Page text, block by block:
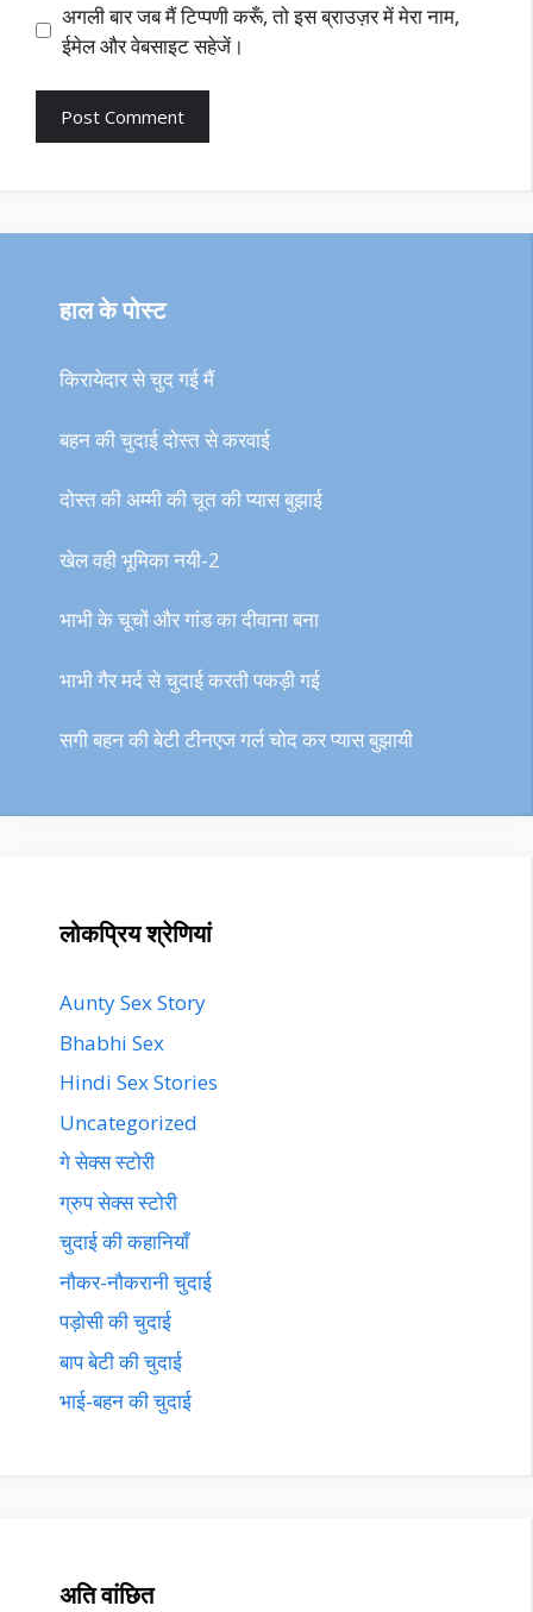
अगली बार जब मैं टिप्पणी करूँ, तो इस ब्राउज़र में मेरा नाम,
ईमेल और वेबसाइट सहेजें।
हाल के पोस्ट
किरायेदार से चुद गई मैं
बहन की चुदाई दोस्त से करवाई
दोस्त की अम्मी की चूत की प्यास बुझाई
खेल वही भूमिका नयी-2
भाभी के चूचों और गांड का दीवाना बना
भाभी गैर मर्द से चुदाई करती पकड़ी गई
सगी बहन की बेटी टीनएज गर्ल चोद कर प्यास बुझायी
लोकप्रिय श्रेणियां
Aunty Sex Story
Bhabhi Sex
Hindi Sex Stories
Uncategorized
गे सेक्स स्टोरी
ग्रुप सेक्स स्टोरी
चुदाई की कहानियाँ
नौकर-नौकरानी चुदाई
पड़ोसी की चुदाई
बाप बेटी की चुदाई
भाई-बहन की चुदाई
अति वांछित